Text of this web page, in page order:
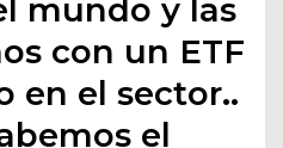
mundo y las
con un ETF
en el sector..
el